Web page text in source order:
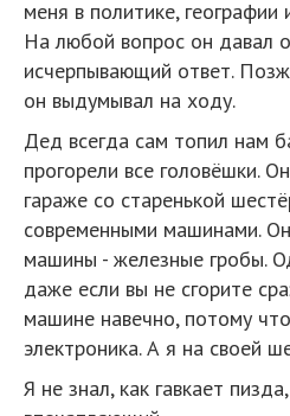
меня в политике,
На любой вопрос он давал
исчерпывающий ответ.
он выдумывал на ходу.
Дед всегда сам топил нам
прогорели все головёшки.
гараже со старенькой
современными машинами.
машины - железные гробы.
даже если вы не сгорите
машине навечно, потому
электроника. А я на своей
Я не знал, как гавкает